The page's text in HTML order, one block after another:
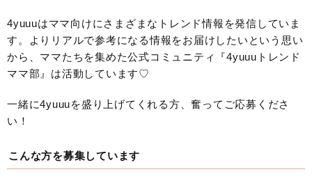
4yuuuはママ向けにさまざまなトレンド情報を発信していま
す。よりリアルで参考になる情報をお届けしたいという思い
から、ママたちを集めた公式コミュニティ『4yuuuトレンド
ママ部』は活動しています♡
一緒に4yuuuを盛り上げてくれる方、奮ってご応募くださ
い！
こんな方を募集しています